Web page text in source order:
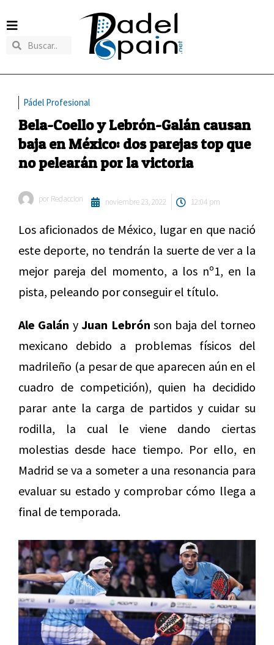
Pádel Profesional
Bela-Coello y Lebrón-Galán causan
baja en México: dos parejas top que
no pelearán por la victoria
por Redaccion noviembre 23, 2022 12:04 pm
Los aficionados de México, lugar en que nació
este deporte, no tendrán la suerte de ver a la
mejor pareja del momento, a los nº1, en la
pista, peleando por conseguir el título.
Ale Galán yJuan Lebrón son baja del torneo
mexicano debido a problemas físicos del
madrileño (a pesar de que aparecen aún en el
cuadro de competición), quien ha decidido
parar ante la carga de partidos y cuidar su
rodilla, la cual le viene dando ciertas
molestias desde hace tiempo. Por ello, en
Madrid se va a someter a una resonancia para
evaluar su estado y comprobar cómo llega a
final de temporada.